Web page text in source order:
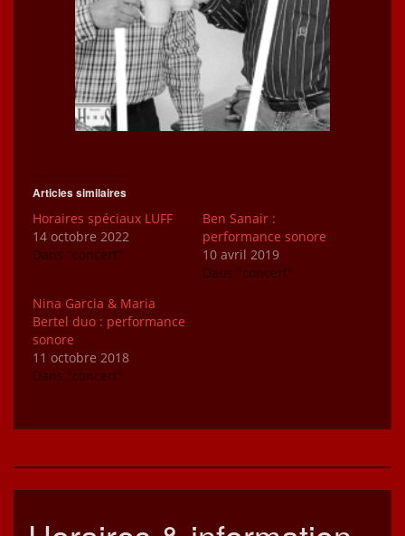
Articles similaires
Horaires spéciaux LUFF
14 octobre 2022
Dans "concert"
Ben Sanair :
performance sonore
10 avril 2019
Dans "concert"
Nina Garcia & Maria
Bertel duo : performance
sonore
11 octobre 2018
Dans "concert"